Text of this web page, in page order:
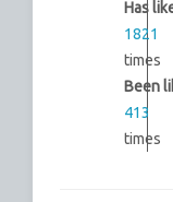
Has
1821
times
Been
413
times